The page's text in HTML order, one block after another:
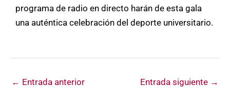
programa de radio en directo harán de esta gala
una auténtica celebración del deporte universitario.
← Entrada anterior Entrada siguiente →